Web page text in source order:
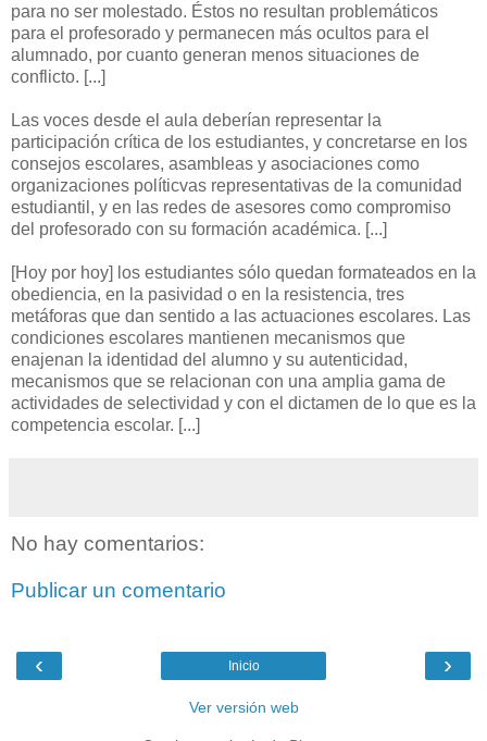
para no ser molestado. Éstos no resultan problemáticos
para el profesorado y permanecen más ocultos para el
alumnado, por cuanto generan menos situaciones de
conflicto. [...]
Las voces desde el aula deberían representar la
participación crítica de los estudiantes, y concretarse en los
consejos escolares, asambleas y asociaciones como
organizaciones políticvas representativas de la comunidad
estudiantil, y en las redes de asesores como compromiso
del profesorado con su formación académica. [...]
[Hoy por hoy] los estudiantes sólo quedan formateados en la
obediencia, en la pasividad o en la resistencia, tres
metáforas que dan sentido a las actuaciones escolares. Las
condiciones escolares mantienen mecanismos que
enajenan la identidad del alumno y su autenticidad,
mecanismos que se relacionan con una amplia gama de
actividades de selectividad y con el dictamen de lo que es la
competencia escolar. [...]
No hay comentarios:
Publicar un comentario
‹ ›
Inicio
Ver versión web